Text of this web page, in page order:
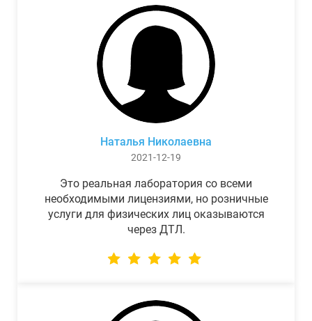
Наталья Николаевна
2021-12-19
Это реальная лаборатория со всеми
необходимыми лицензиями, но розничные
услуги для физических лиц оказываются
через ДТЛ.